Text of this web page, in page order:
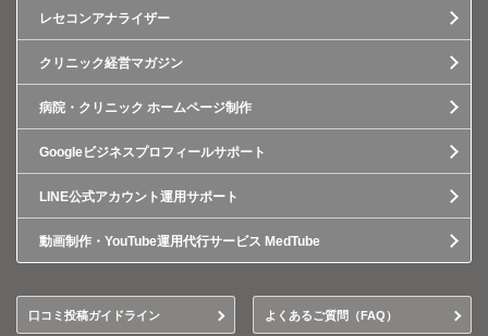
レセコンアナライザー
クリニック経営マガジン
病院・クリニック ホームページ制作
Googleビジネスプロフィールサポート
LINE公式アカウント運用サポート
動画制作・YouTube運用代行サービス MedTube
口コミ投稿ガイドライン よくあるご質問（FAQ）